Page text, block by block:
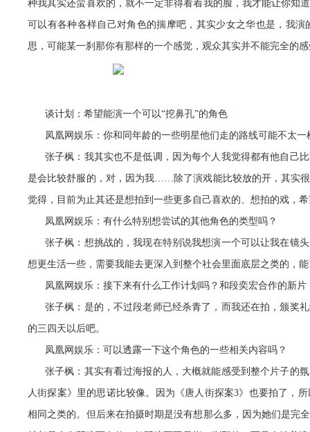
种我其实还蛮喜欢的，就不一定非得看着我的脸，我才能让你知
可以有各种各样自己对角色的揣摩吧，其实少女之华也是，我
思，可能某一刹那你有那样的一个感觉，观众其实并不能完全的
谈计划：希望能演一个可以“挖鼻孔”的角色
凤凰网娱乐：你和同年龄的一些明星他们走的路线可能不太
张子枫：我其实也不是低调，因为每个人我觉得都有他自己
是会比较舒服的，对，因为我……除了演戏能比较放的开，其实
觉得，目前为止其还是想拍到一些更多自己喜欢的、想拍的戏，
凤凰网娱乐：有什么特别想尝试的其他角色的类型吗？
张子枫：想挑战的，我现在特别说我想演一个可以让我在镜
想更生活一些，需要我能去更深入到整个社会里面底层之类的，
凤凰网娱乐：接下来有什么工作计划吗？和段奕宏合作的新
张子枫：是的，不过段老师已经杀青了，而我还在拍，颁奖
的三四天以后吧。
凤凰网娱乐：可以透露一下这个角色的一些相关内容吗？
张子枫：其实有看过海报的人，大概就能感受到整个片子的
人街探案》里的思诺比较像。因为《唐人街探案3》也要拍了，
相同之类的。但后来在拍摄时期是没有想那么多，因为她们是完